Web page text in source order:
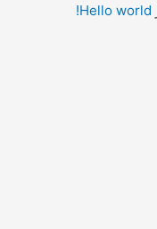
Hello world!